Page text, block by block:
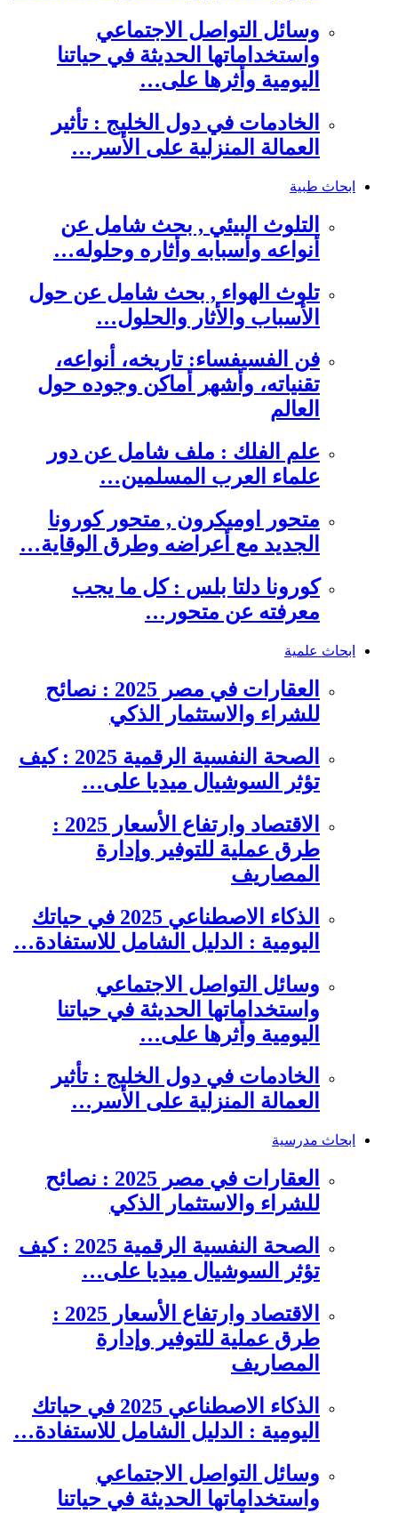
وسائل التواصل الاجتماعي
واستخداماتها الحديثة في حياتنا
اليومية وأثرها على…
الخادمات في دول الخليج : تأثير
العمالة المنزلية على الأسر…
ابحاث طبية
التلوث البيئي , بحث شامل عن
أنواعه وأسبابه وأثاره وحلوله…
تلوث الهواء , بحث شامل عن حول
الأسباب والأثار والحلول…
فن الفسيفساء: تاريخه، أنواعه،
تقنياته، وأشهر أماكن وجوده حول
العالم
علم الفلك : ملف شامل عن دور
علماء العرب المسلمين…
متحور اوميكرون , متحور كورونا
الجديد مع أعراضه وطرق الوقاية…
كورونا دلتا بلس : كل ما يجب
معرفته عن متحور…
ابحاث علمية
العقارات في مصر 2025 : نصائح
للشراء والاستثمار الذكي
الصحة النفسية الرقمية 2025 : كيف
تؤثر السوشيال ميديا على…
الاقتصاد وارتفاع الأسعار 2025 :
طرق عملية للتوفير وإدارة
المصاريف
الذكاء الاصطناعي 2025 في حياتك
اليومية : الدليل الشامل للاستفادة…
وسائل التواصل الاجتماعي
واستخداماتها الحديثة في حياتنا
اليومية وأثرها على…
الخادمات في دول الخليج : تأثير
العمالة المنزلية على الأسر…
ابحاث مدرسية
العقارات في مصر 2025 : نصائح
للشراء والاستثمار الذكي
الصحة النفسية الرقمية 2025 : كيف
تؤثر السوشيال ميديا على…
الاقتصاد وارتفاع الأسعار 2025 :
طرق عملية للتوفير وإدارة
المصاريف
الذكاء الاصطناعي 2025 في حياتك
اليومية : الدليل الشامل للاستفادة…
وسائل التواصل الاجتماعي
واستخداماتها الحديثة في حياتنا